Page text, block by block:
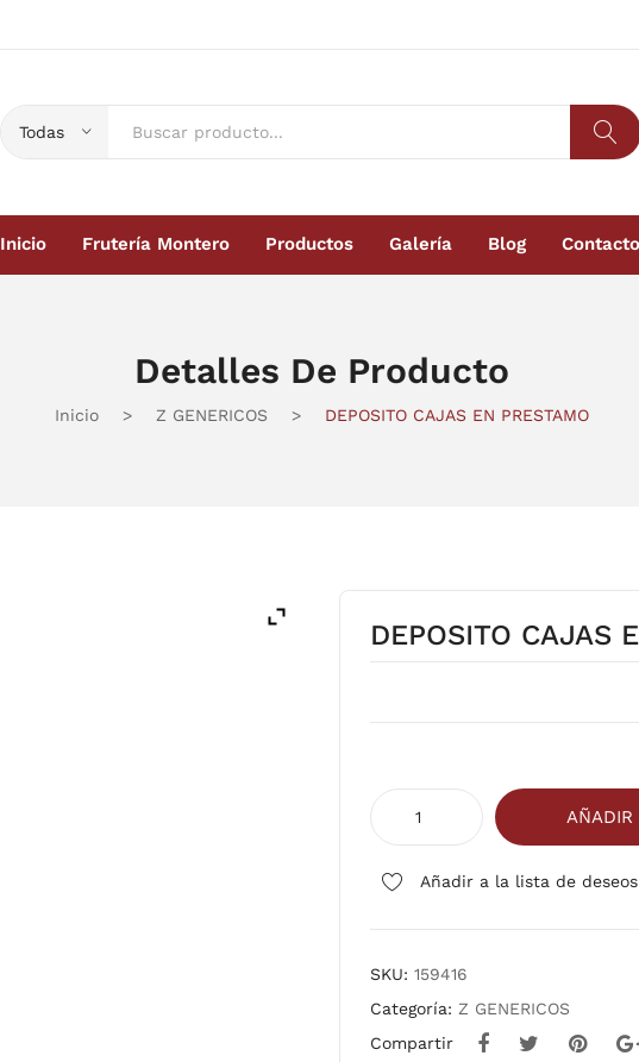
Todas
Inicio Frutería Montero Productos Galería Blog Contacto
Detalles De Producto
Inicio > Z GENERICOS > DEPOSITO CAJAS EN PRESTAMO
DEPOSITO CAJAS
CAJAS
PRESTAMO
AÑADIR
Añadir a la lista de deseos
SKU: 159416
Categoría: Z GENERICOS
Compartir